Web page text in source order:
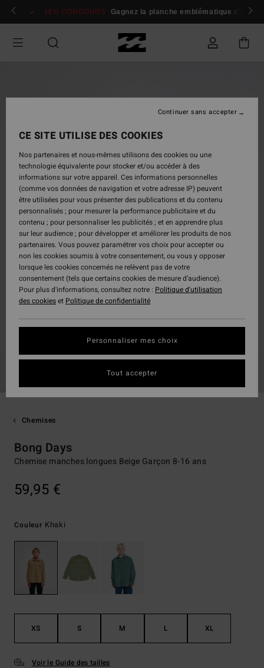
Passer
Se connecter / s'inscrire
JEU CONCOURS Gagnez la planche emblématique d'Andy
Chemises
Bong Days
Chemise manches longues Beige Garçon 8-16 ans
59,95 €
Couleur Khaki
XS S M L XL
Voir le Guide des tailles
CE SITE UTILISE DES COOKIES
Nos partenaires et nous-mêmes utilisons des cookies ou une
technologie équivalente pour stocker et/ou accéder à des
informations sur votre appareil. Ces informations personnelles
(comme vos données de navigation et votre adresse IP) peuvent
être utilisées pour vous présenter des publications et du contenu
personnalisés ; pour mesurer la performance publicitaire et du
contenu ; pour personnaliser les publicités ; et en apprendre plus
sur leur audience ; pour développer et améliorer les produits de nos
partenaires. Vous pouvez paramétrer vos choix pour accepter ou
non les cookies soumis à votre consentement, ou vous y opposer
lorsque les cookies concernés ne relèvent pas de votre
consentement (tels que certains cookies de mesure d’audience).
Pour plus d'informations, consultez notre : Politique d'utilisation
des cookieset Politique de confidentialité
Personnaliser mes choix
Continuer sans accepter
Tout accepter